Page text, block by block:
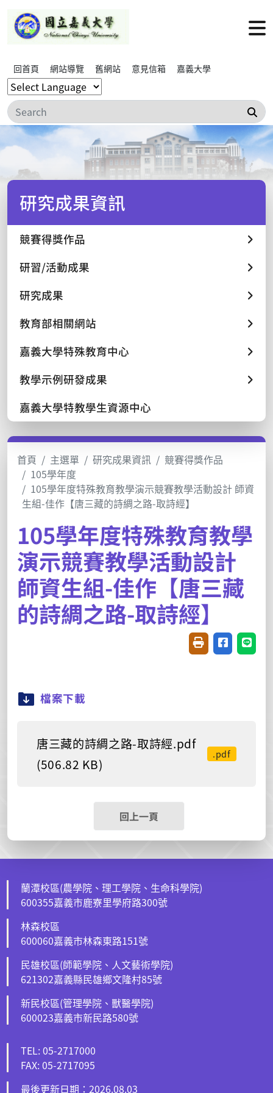
回首頁 網站導覽 舊網站 意見信箱 嘉義大學
搜
研究成果資訊
競賽得獎作品
研習/活動成果
研究成果
教育部相關網站
嘉義大學特殊教育中心
教學示例研發成果
嘉義大學特教學生資源中心
首頁 主選單 研究成果資訊
競賽得獎作品
105學年度
105學年度特殊教育教學演示競賽教學活動設計 師資
生組-佳作【唐三藏的詩綢之路-取詩經】
105學年度特殊教育教學
演示競賽教學活動設計
師資生組-佳作【唐三藏
的詩綢之路-取詩經】
友善列印(開新視
分享至臉書
分享
檔案下載
唐三藏的詩綢之路-取詩經.pdf
(506.82 KB)
.pdf
回上一頁
蘭潭校區(農學院、理工學院、生命科學院)
600355嘉義市鹿寮里學府路300號
林森校區
600060嘉義市林森東路151號
民雄校區(師範學院、人文藝術學院)
621302嘉義縣民雄鄉文隆村85號
新民校區(管理學院、獸醫學院)
600023嘉義市新民路580號
TEL: 05-2717000
FAX: 05-2717095
最後更新日期：2026.08.03